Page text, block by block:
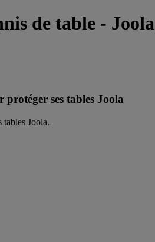
de table - Joola
ses tables Joola
tables Joola.